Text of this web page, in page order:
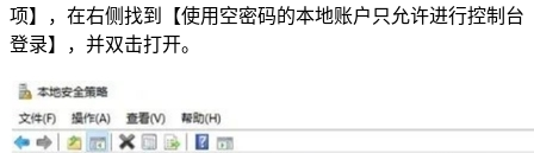
项】，在右侧找到【使用空密码的本地账户只允许进行控制台
登录】，并双击打开。